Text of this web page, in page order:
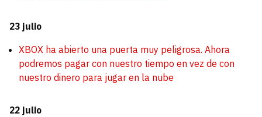
23 julio
XBOX ha abierto una puerta muy peligrosa. Ahora
podremos pagar con nuestro tiempo en vez de con
nuestro dinero para jugar en la nube
22 julio